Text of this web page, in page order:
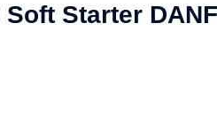
Starter